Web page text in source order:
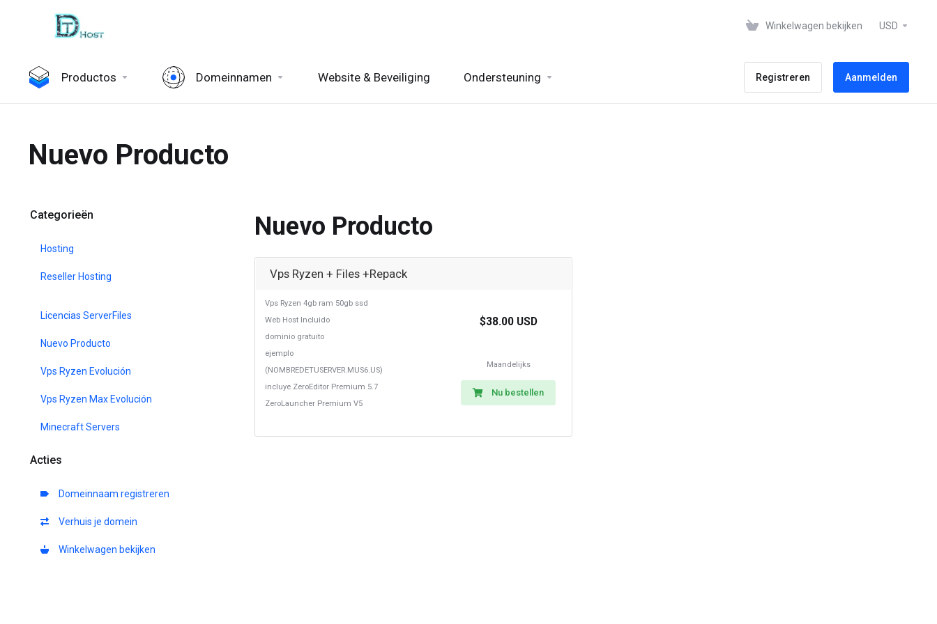
Winkelwagen bekijken USD
Productos Domeinnamen Website & Beveiliging Ondersteuning Registreren Aanmelden
Nuevo Producto
Categorieën
Hosting
Reseller Hosting
Licencias ServerFiles
Nuevo Producto
Vps Ryzen Evolución
Vps Ryzen Max Evolución
Minecraft Servers
Acties
Domeinnaam registreren
Verhuis je domein
Winkelwagen bekijken
Nuevo Producto
Vps Ryzen + Files +Repack
Vps Ryzen 4gb ram 50gb ssd
Web Host Incluido
dominio gratuito
ejemplo
(NOMBREDETUSERVER.MUS6.US)
incluye ZeroEditor Premium 5.7
ZeroLauncher Premium V5
$38.00 USD
Maandelijks
Nu bestellen